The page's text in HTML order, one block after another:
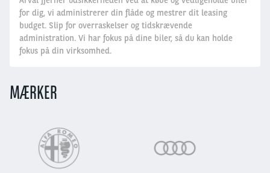
for dig, vi administrerer din flåde og mestrer dit leasing
budget. Slip for overraskelser og tidskrævende
administration. Vi har fokus på dine biler, så du kan holde
fokus på din virksomhed.
MÆRKER